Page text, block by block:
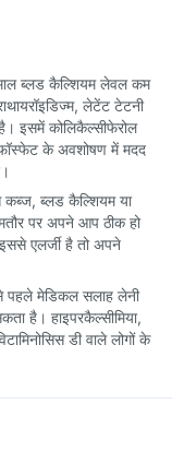
ब्लड कैल्शियम लेवल कम
लेटेंट टेटनी
इसमें कोलिकैल्सीफेरोल
फॉस्फेट के अवशोषण में मदद
ब्लड कैल्शियम या
पर अपने आप ठीक हो
एलर्जी है तो अपने
पहले मेडिकल सलाह लेनी
है। हाइपरकैल्सीमिया,
डी वाले लोगों के